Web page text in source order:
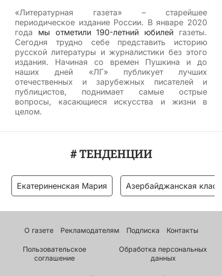
«Литературная газета» – старейшее
периодическое издание России. В январе 2020
года мы отметили 190-летний юбилей газеты.
Сегодня трудно себе представить историю
русской литературы и журналистики без этого
издания. Начиная со времен Пушкина и до
наших дней «ЛГ» публикует лучших
отечественных и зарубежных писателей и
публицистов, поднимает самые острые
вопросы, касающиеся искусства и жизни в
целом.
# ТЕНДЕНЦИИ
Екатериненская Мария Азербайджанская
О газете Рекламодателям Подписка Контакты
Пользовательское
соглашение
Обработка персональных
данных